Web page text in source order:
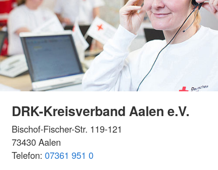
DRK-Kreisverband Aalen e.V.
Bischof-Fischer-Str. 119-121
73430 Aalen
Telefon: 07361 951 0